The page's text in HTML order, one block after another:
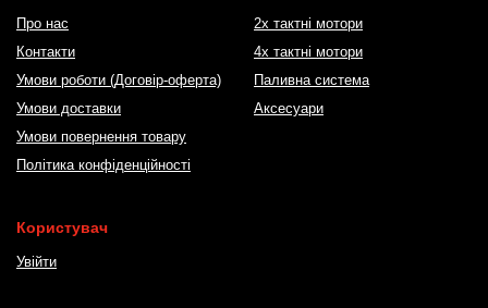
Про нас
Контакти
Умови роботи (Договір-оферта)
Умови доставки
Умови повернення товару
Політика конфіденційності
2х тактні мотори
4х тактні мотори
Паливна система
Аксесуари
Користувач
Увійти